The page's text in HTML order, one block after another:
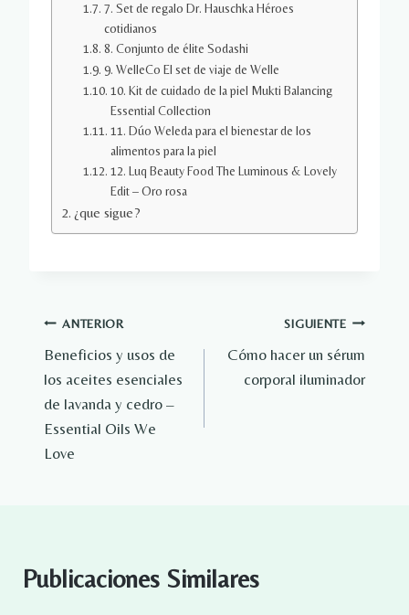
7. Set de regalo Dr. Hauschka Héroes
cotidianos
8. Conjunto de élite Sodashi
9. WelleCo El set de viaje de Welle
10. Kit de cuidado de la piel Mukti Balancing
Essential Collection
11. Dúo Weleda para el bienestar de los
alimentos para la piel
12. Luq Beauty Food The Luminous & Lovely
Edit – Oro rosa
¿que sigue?
Navegación
de
entradas
ANTERIOR
Beneficios y usos de
los aceites esenciales
de lavanda y cedro –
Essential Oils We
Love
SIGUIENTE
Cómo hacer un sérum
corporal iluminador
Publicaciones Similares